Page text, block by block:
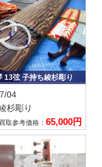
13弦 子持ち綾杉彫り
04
杉彫り
買取参考価格：65,000円